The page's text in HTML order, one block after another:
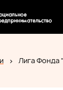
Лига Фонда